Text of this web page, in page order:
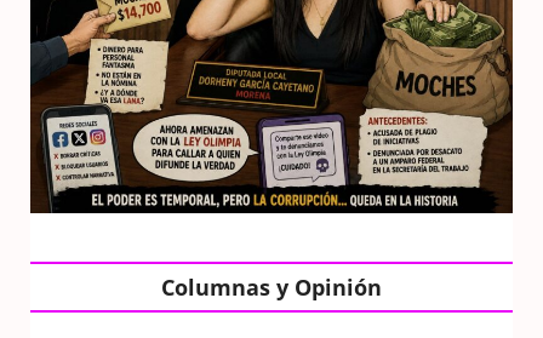
Columnas y Opinión